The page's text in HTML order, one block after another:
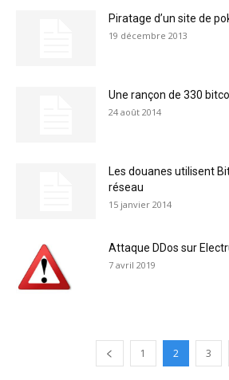
Piratage d’un site de
19 décembre 2013
Une rançon de 330
24 août 2014
Les douanes utilisent
réseau
15 janvier 2014
Attaque DDos sur
7 avril 2019
1 2 3